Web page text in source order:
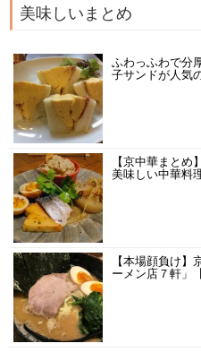
美味しいまとめ
ふわっふわで分
子サンドが人気
【京中華まと
美味しい中華料
【本場顔負け】
ーメン店７軒」